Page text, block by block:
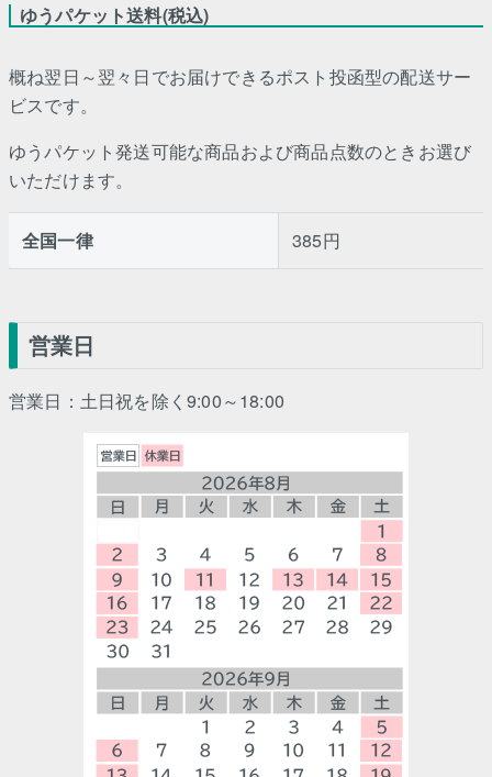
ゆうパケット送料(税込)
概ね翌日～翌々日でお届けできるポスト投函型の配送サー
ビスです。
ゆうパケット発送可能な商品および商品点数のときお選び
いただけます。
全国一律 385円
営業日
営業日：土日祝を除く9:00～18:00